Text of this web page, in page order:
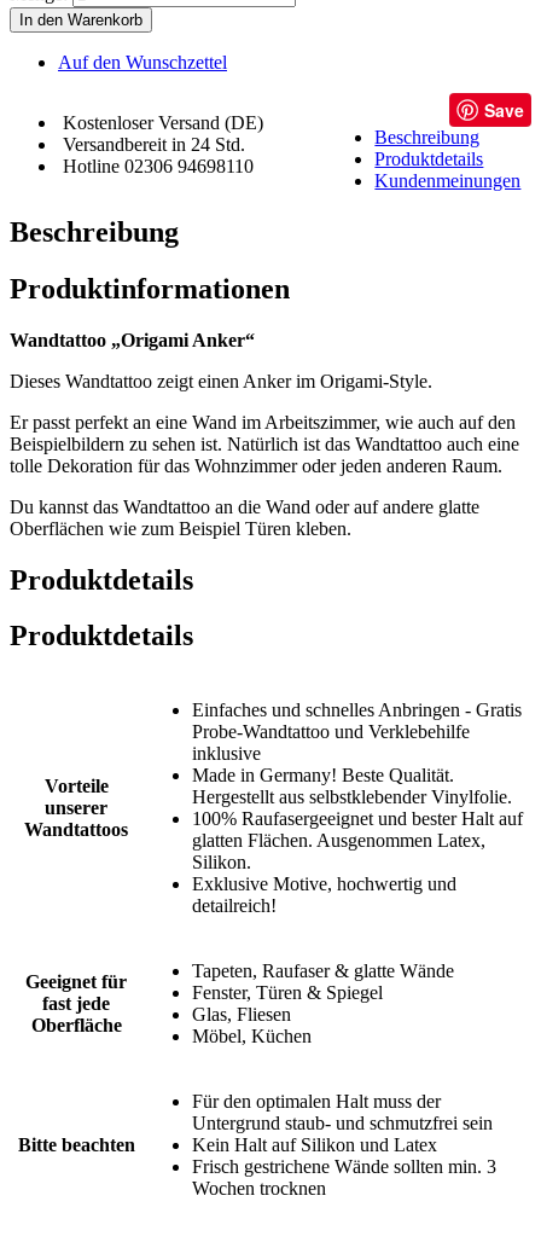
In den Warenkorb
Auf den Wunschzettel
Kostenloser Versand (DE)
Versandbereit in 24 Std.
Hotline 02306 94698110
Save
Beschreibung
Produktdetails
Kundenmeinungen
Beschreibung
Produktinformationen
Wandtattoo „Origami Anker“
Dieses Wandtattoo zeigt einen Anker im Origami-Style.
Er passt perfekt an eine Wand im Arbeitszimmer, wie auch auf den
Beispielbildern zu sehen ist. Natürlich ist das Wandtattoo auch eine
tolle Dekoration für das Wohnzimmer oder jeden anderen Raum.
Du kannst das Wandtattoo an die Wand oder auf andere glatte
Oberflächen wie zum Beispiel Türen kleben.
Produktdetails
Produktdetails
Vorteile
unserer
Wandtattoos
Einfaches und schnelles Anbringen - Gratis
Probe-Wandtattoo und Verklebehilfe
inklusive
Made in Germany! Beste Qualität.
Hergestellt aus selbstklebender Vinylfolie.
100% Raufasergeeignet und bester Halt auf
glatten Flächen. Ausgenommen Latex,
Silikon.
Exklusive Motive, hochwertig und
detailreich!
Geeignet für
fast jede
Oberfläche
Tapeten, Raufaser & glatte Wände
Fenster, Türen & Spiegel
Glas, Fliesen
Möbel, Küchen
Bitte beachten
Für den optimalen Halt muss der
Untergrund staub- und schmutzfrei sein
Kein Halt auf Silikon und Latex
Frisch gestrichene Wände sollten min. 3
Wochen trocknen